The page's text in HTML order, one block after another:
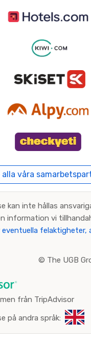
alla våra
kan inte hållas
information vi
eventuella felaktigheter,
© The UGB
från TripAdvisor
på andra språk: